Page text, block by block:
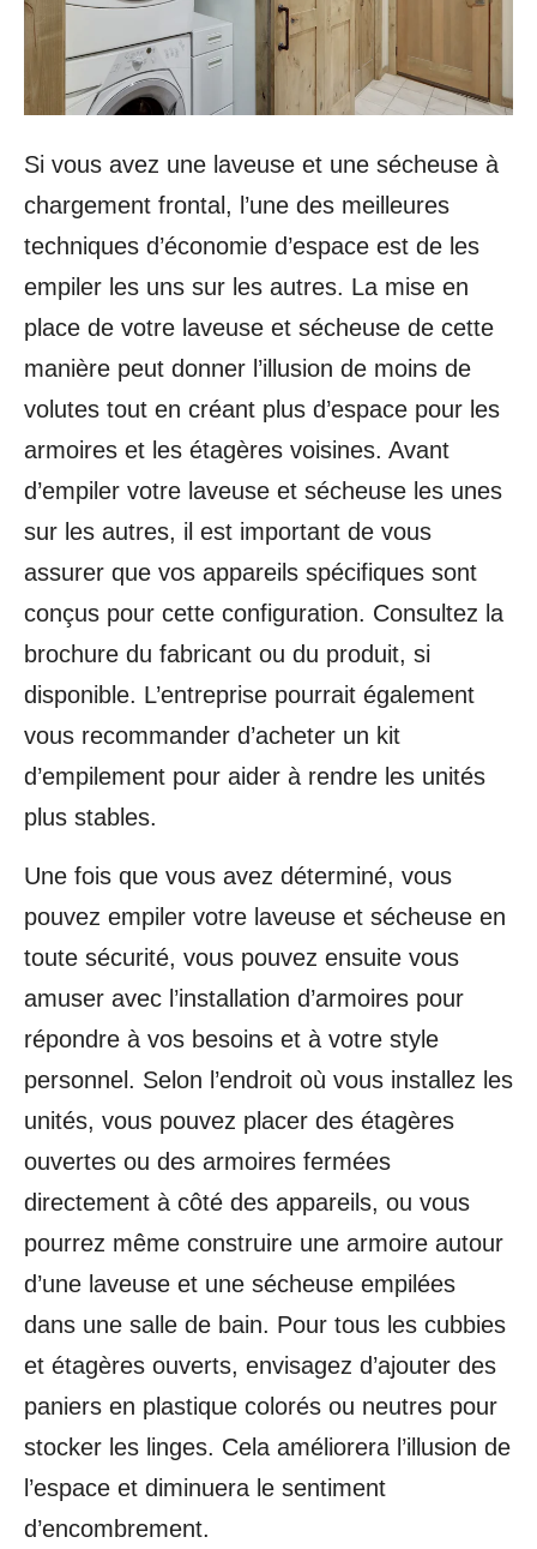
Si vous avez une laveuse et une sécheuse à
chargement frontal, l’une des meilleures
techniques d’économie d’espace est de les
empiler les uns sur les autres. La mise en
place de votre laveuse et sécheuse de cette
manière peut donner l’illusion de moins de
volutes tout en créant plus d’espace pour les
armoires et les étagères voisines. Avant
d’empiler votre laveuse et sécheuse les unes
sur les autres, il est important de vous
assurer que vos appareils spécifiques sont
conçus pour cette configuration. Consultez la
brochure du fabricant ou du produit, si
disponible. L’entreprise pourrait également
vous recommander d’acheter un kit
d’empilement pour aider à rendre les unités
plus stables.
Une fois que vous avez déterminé, vous
pouvez empiler votre laveuse et sécheuse en
toute sécurité, vous pouvez ensuite vous
amuser avec l’installation d’armoires pour
répondre à vos besoins et à votre style
personnel. Selon l’endroit où vous installez les
unités, vous pouvez placer des étagères
ouvertes ou des armoires fermées
directement à côté des appareils, ou vous
pourrez même construire une armoire autour
d’une laveuse et une sécheuse empilées
dans une salle de bain. Pour tous les cubbies
et étagères ouverts, envisagez d’ajouter des
paniers en plastique colorés ou neutres pour
stocker les linges. Cela améliorera l’illusion de
l’espace et diminuera le sentiment
d’encombrement.